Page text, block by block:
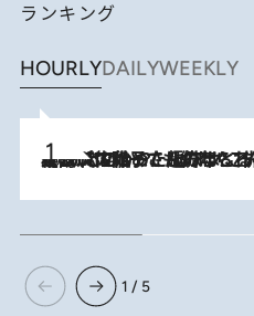
ランキング
HOURLYDAILYWEEKLY
2026.8.5
【阿川佐和子さんの年とる力】なぜ70代で始めた趣味は“こんなに楽しい”のか？ ピアノ、俳句…スランプに陥っても続けられる“ある秘訣”とは
1 / 5